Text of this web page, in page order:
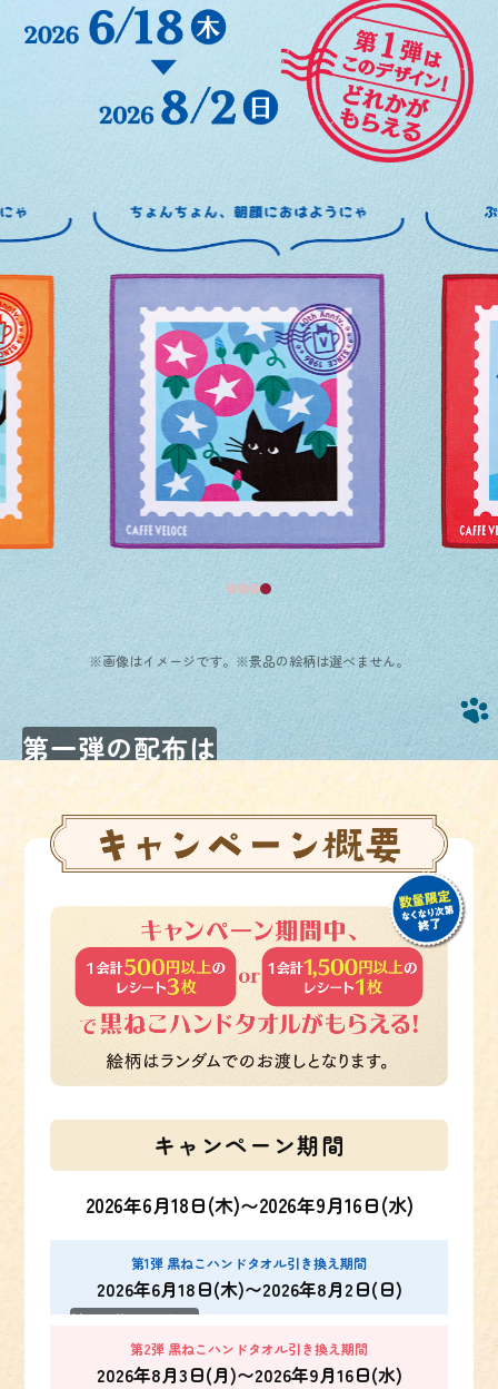
※画像はイメージです。※景品の絵柄は選べません。
第一弾の配布は
終了しました
キャンペーン期間
2026年6月18日(木)〜2026年9月16日(水)
第1弾 黒ねこハンドタオル引き換え期間
2026年6月18日(木)〜2026年8月2日(日)
第一弾の配布は
終了しました
第2弾 黒ねこハンドタオル引き換え期間
2026年8月3日(月)〜2026年9月16日(水)